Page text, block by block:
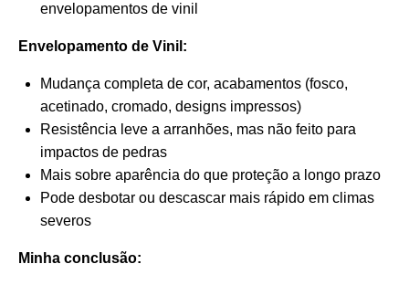
envelopamentos de vinil
Envelopamento de Vinil:
Mudança completa de cor, acabamentos (fosco,
acetinado, cromado, designs impressos)
Resistência leve a arranhões, mas não feito para
impactos de pedras
Mais sobre aparência do que proteção a longo prazo
Pode desbotar ou descascar mais rápido em climas
severos
Minha conclusão: